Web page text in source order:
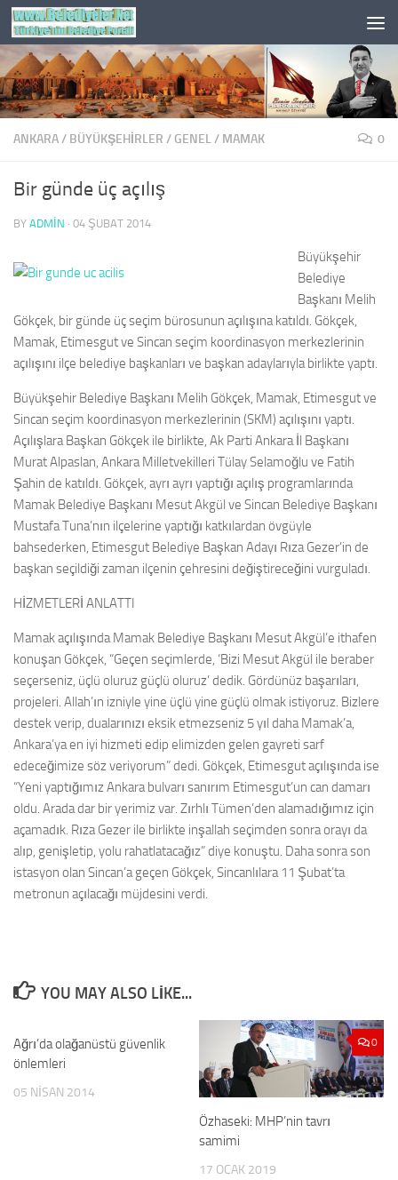
Skip to content
ANKARA/ BÜYÜKŞEHİRLER / GENEL/ MAMAK 0
Bir günde üç açılış
BY ADMIN · 04 ŞUBAT 2014
Büyükşehir
Belediye
Başkanı Melih
Gökçek, bir günde üç seçim bürosunun açılışına katıldı. Gökçek,
Mamak, Etimesgut ve Sincan seçim koordinasyon merkezlerinin
açılışını ilçe belediye başkanları ve başkan adaylarıyla birlikte yaptı.
Büyükşehir Belediye Başkanı Melih Gökçek, Mamak, Etimesgut ve
Sincan seçim koordinasyon merkezlerinin (SKM) açılışını yaptı.
Açılışlara Başkan Gökçek ile birlikte, Ak Parti Ankara İl Başkanı
Murat Alpaslan, Ankara Milletvekilleri Tülay Selamoğlu ve Fatih
Şahin de katıldı. Gökçek, ayrı ayrı yaptığı açılış programlarında
Mamak Belediye Başkanı Mesut Akgül ve Sincan Belediye Başkanı
Mustafa Tuna’nın ilçelerine yaptığı katkılardan övgüyle
bahsederken, Etimesgut Belediye Başkan Adayı Rıza Gezer’in de
başkan seçildiği zaman ilçenin çehresini değiştireceğini vurguladı.
HİZMETLERİ ANLATTI
Mamak açılışında Mamak Belediye Başkanı Mesut Akgül’e ithafen
konuşan Gökçek, “Geçen seçimlerde, ‘Bizi Mesut Akgül ile beraber
seçerseniz, üçlü oluruz güçlü oluruz’ dedik. Gördünüz başarıları,
projeleri. Allah’ın izniyle yine üçlü yine güçlü olmak istiyoruz. Bizlere
destek verip, dualarınızı eksik etmezseniz 5 yıl daha Mamak’a,
Ankara’ya en iyi hizmeti edip elimizden gelen gayreti sarf
edeceğimize söz veriyorum” dedi. Gökçek, Etimesgut açılışında ise
“Yeni yaptığımız Ankara bulvarı sanırım Etimesgut’un can damarı
oldu. Arada dar bir yerimiz var. Zırhlı Tümen’den alamadığımız için
açamadık. Rıza Gezer ile birlikte inşallah seçimden sonra orayı da
alıp, genişletip, yolu rahatlatacağız” diye konuştu. Daha sonra son
istasyon olan Sincan’a geçen Gökçek, Sincanlılara 11 Şubat’ta
metronun açılacağı müjdesini verdi.
YOU MAY ALSO LIKE...
Ağrı’da olağanüstü güvenlik
önlemleri
05 NISAN 2014
0
Özhaseki: MHP’nin tavrı
samimi
17 OCAK 2019